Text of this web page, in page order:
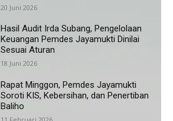
20 Juni 2026
Hasil Audit Irda Subang, Pengelolaan
Keuangan Pemdes Jayamukti Dinilai
Sesuai Aturan
18 Juni 2026
Rapat Minggon, Pemdes Jayamukti
Soroti KIS, Kebersihan, dan Penertiban
Baliho